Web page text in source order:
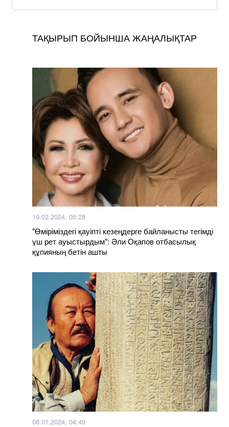
ТАҚЫРЫП БОЙЫНША ЖАҢАЛЫҚТАР
19.02.2024, 06:28
"Өміріміздегі қауіпті кезеңдерге байланысты тегімді
үш рет ауыстырдым": Әли Оқапов отбасылық
құпияның бетін ашты
08.01.2024, 04:49